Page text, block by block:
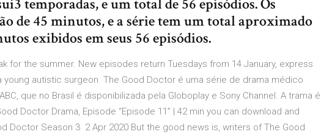
temporadas, e um total de 56 episódios. Os
de 45 minutos, e a série tem um total aproximado
exibidos em seus 56 episódios.
for the summer. New episodes return Tuesdays from 14 January, express
young autistic surgeon The Good Doctor é uma série de drama médico
que no Brasil é disponibilizada pela Globoplay e Sony Channel. A trama é
Doctor Drama, Episode “Episode 11” | 42 min you can download and
Doctor Season 3 2 Apr 2020 But the good news is, writers of The Good